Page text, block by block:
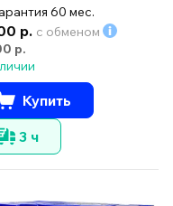
60 мес.
р. с обменом
р.
Купить
3 ч